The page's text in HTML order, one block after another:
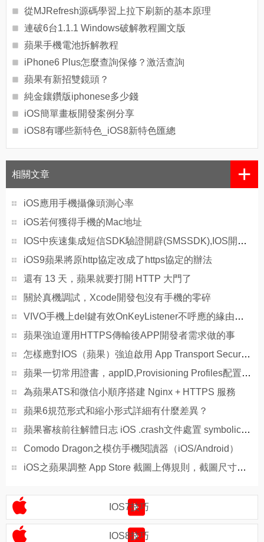
從MJRefresh源碼學習上拉下刷新的基本原理
連破6台1.1.1 Windows破解教程圖文版
蘋果手機電池拆解教程
iPhone6 Plus怎麼查詢保修？激活查詢
蘋果有新招雙鏡頭？
純金鑲鑽版iphonese多少錢
iOS簡單畫板開發案例分享
iOS8有哪些新特色_iOS8新特色匯總
相關文章 +
iOS應用手機攝像頭測心率
iOS若何獲得手機的Mac地址
IOS中疾速集成短信SDK驗證開辟(SMSSDK),IOS開辟中若何設置手機短信驗證碼
iOS9蘋果將原http協定改成了https協定的辦法
還有 13 天，蘋果就要打開 HTTP 大門了
關於真機調試，Xcode開發包沒有手機的零碎
VIVO手機上del鍵有效OnKeyListener不呼應的緣由及處理辦法
蘋果強迫運用HTTPS傳輸後APP開發者需求做的事
怎樣應對IOS（蘋果）強迫啟用 App Transport Security(ATS)平安功用
蘋果一切常用證書，appID,Provisioning Profiles配置闡明及制造圖文教程
為蘋果ATS和微信小順序搭建 Nginx + HTTPS 服務
蘋果6規范形式和縮小形式詳細有什麼差異？
蘋果審核前往解體日志 iOS .crash文件處置 symbolicatecrash
Comodo Dragon之模仿手機閱讀器（iOS/Android）
iOS之蘋果調整 App Store 截圖上傳規則，截圖尺寸、大小等
IOS7技巧
IOS8技巧